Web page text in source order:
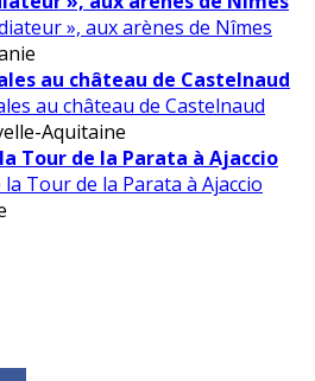
au château de Castelnaud
Aquitaine
Tour de la Parata à Ajaccio